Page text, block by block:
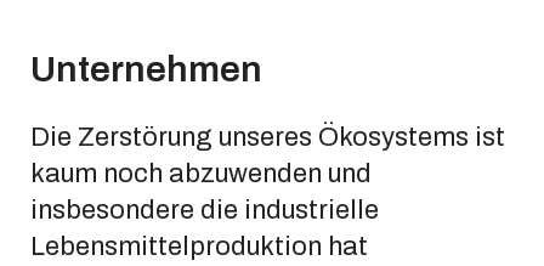
Unternehmen
Die Zerstörung unseres Ökosystems ist
kaum noch abzuwenden und
insbesondere die industrielle
Lebensmittelproduktion hat